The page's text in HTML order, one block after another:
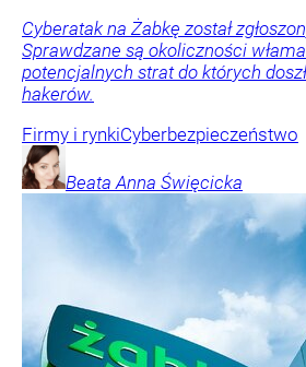
Cyberatak na Żabkę został
Sprawdzane są okoliczności
potencjalnych strat do których
hakerów.
Firmy i rynkiCyberbezpieczeństwo
Beata Anna Święcicka